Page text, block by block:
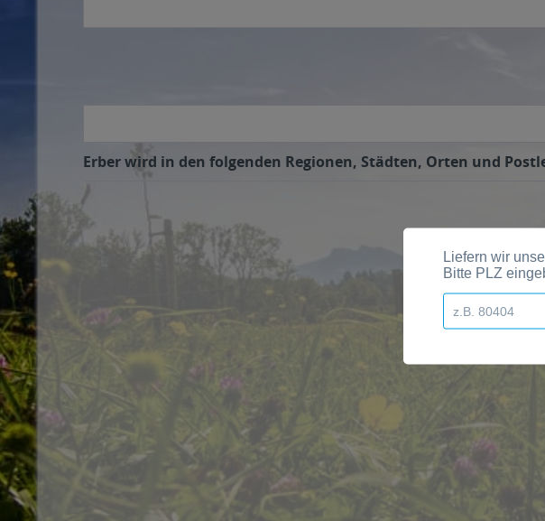
Erber wird in den folgenden Regionen, Städten, Orten und